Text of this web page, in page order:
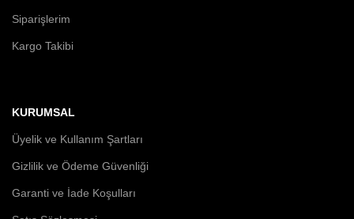
Siparişlerim
Kargo Takibi
KURUMSAL
Üyelik ve Kullanım Şartları
Gizlilik ve Ödeme Güvenliği
Garanti ve İade Koşulları